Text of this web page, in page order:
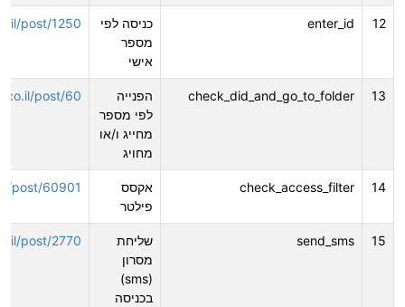
12
enter_id
כניסה לפי
מספר
אישי
post/1250
13
check_did_and_go_to_folder
הפנייה
לפי מספר
מחייג ו/או
מחויג
post/60
14
check_access_filter
אקסס
פילטר
post/60901
15
send_sms
שליחת
מסרון
(sms)
בכניסה
post/2770